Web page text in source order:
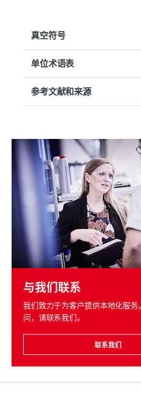
真空符号
单位术语表
参考文献和来源
与我们联系
我们致力于为客户提供本地化服
问，请联系我们。
联系我们